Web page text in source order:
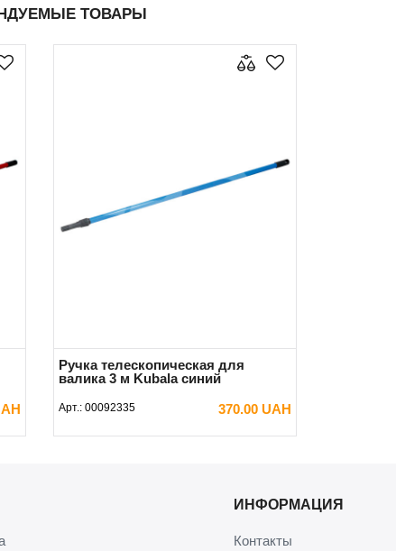
ТОВАРЫ
Ручка телескопическая для
валика 3 м Kubala синий
Арт.: 00092335 370.00 UAH
В КОРЗИНУ
ИНФОРМАЦИЯ
Контакты